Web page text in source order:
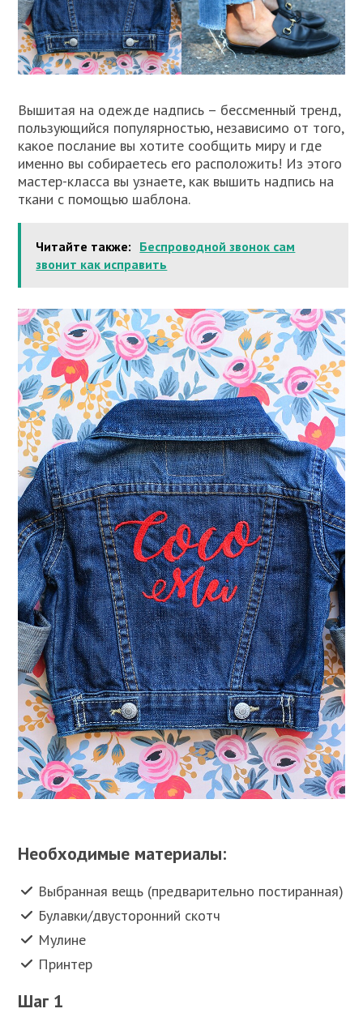
Вышитая на одежде надпись – бессменный тренд,
пользующийся популярностью, независимо от того,
какое послание вы хотите сообщить миру и где
именно вы собираетесь его расположить! Из этого
мастер-класса вы узнаете, как вышить надпись на
ткани с помощью шаблона.
Читайте также: Беспроводной звонок сам
звонит как исправить
Необходимые материалы:
Выбранная вещь (предварительно постиранная)
Булавки/двусторонний скотч
Мулине
Принтер
Шаг 1